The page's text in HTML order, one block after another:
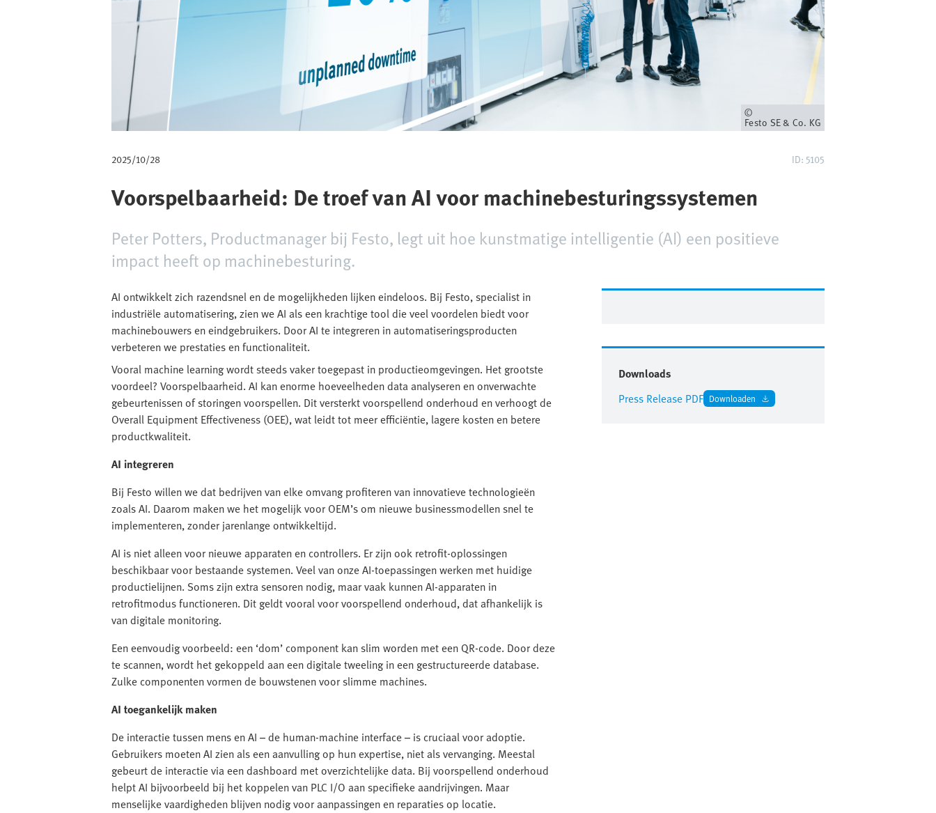
Eigenaar
Festo SE & Co. KG
2025/10/28 ID: 5105
Voorspelbaarheid: De troef van AI voor machinebesturingssystemen
Peter Potters, Productmanager bij Festo, legt uit hoe kunstmatige intelligentie (AI) een positieve
impact heeft op machinebesturing.
AI ontwikkelt zich razendsnel en de mogelijkheden lijken eindeloos. Bij Festo, specialist in
industriële automatisering, zien we AI als een krachtige tool die veel voordelen biedt voor
machinebouwers en eindgebruikers. Door AI te integreren in automatiseringsproducten
verbeteren we prestaties en functionaliteit.
Vooral machine learning wordt steeds vaker toegepast in productieomgevingen. Het grootste
voordeel? Voorspelbaarheid. AI kan enorme hoeveelheden data analyseren en onverwachte
gebeurtenissen of storingen voorspellen. Dit versterkt voorspellend onderhoud en verhoogt de
Overall Equipment Effectiveness (OEE), wat leidt tot meer efficiëntie, lagere kosten en betere
productkwaliteit.
AI integreren
Bij Festo willen we dat bedrijven van elke omvang profiteren van innovatieve technologieën
zoals AI. Daarom maken we het mogelijk voor OEM’s om nieuwe businessmodellen snel te
implementeren, zonder jarenlange ontwikkeltijd.
AI is niet alleen voor nieuwe apparaten en controllers. Er zijn ook retrofit-oplossingen
beschikbaar voor bestaande systemen. Veel van onze AI-toepassingen werken met huidige
productielijnen. Soms zijn extra sensoren nodig, maar vaak kunnen AI-apparaten in
retrofitmodus functioneren. Dit geldt vooral voor voorspellend onderhoud, dat afhankelijk is
van digitale monitoring.
Een eenvoudig voorbeeld: een ‘dom’ component kan slim worden met een QR-code. Door deze
te scannen, wordt het gekoppeld aan een digitale tweeling in een gestructureerde database.
Zulke componenten vormen de bouwstenen voor slimme machines.
AI toegankelijk maken
De interactie tussen mens en AI – de human-machine interface – is cruciaal voor adoptie.
Gebruikers moeten AI zien als een aanvulling op hun expertise, niet als vervanging. Meestal
gebeurt de interactie via een dashboard met overzichtelijke data. Bij voorspellend onderhoud
helpt AI bijvoorbeeld bij het koppelen van PLC I/O aan specifieke aandrijvingen. Maar
menselijke vaardigheden blijven nodig voor aanpassingen en reparaties op locatie.
Downloads
Press Release PDF Downloaden